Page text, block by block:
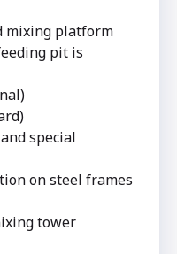
mixing platform
pit is
special
on steel frames
tower